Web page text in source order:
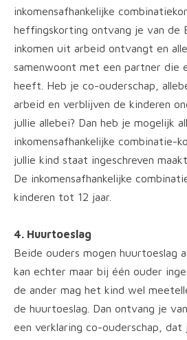
inkomensafhankelijke
heffingskorting ontvang je van de
inkomen uit arbeid ontvangt en
samenwoont met een partner die
heeft. Heb je co-ouderschap,
arbeid en verblijven de kinderen
jullie allebei? Dan heb je mogelijk
inkomensafhankelijke combinatie-
jullie kind staat ingeschreven
De inkomensafhankelijke
kinderen tot 12 jaar.
4. Huurtoeslag
Beide ouders mogen huurtoeslag
kan echter maar bij één ouder
de ander mag het kind wel
de huurtoeslag. Dan ontvang je
een verklaring co-ouderschap,